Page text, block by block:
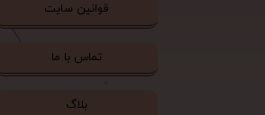
قوانین سایت
تماس با ما
بلاگ